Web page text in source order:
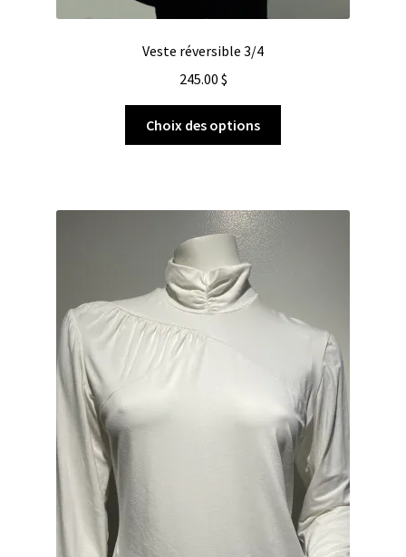
Veste réversible 3/4
245.00 $
Choix des options